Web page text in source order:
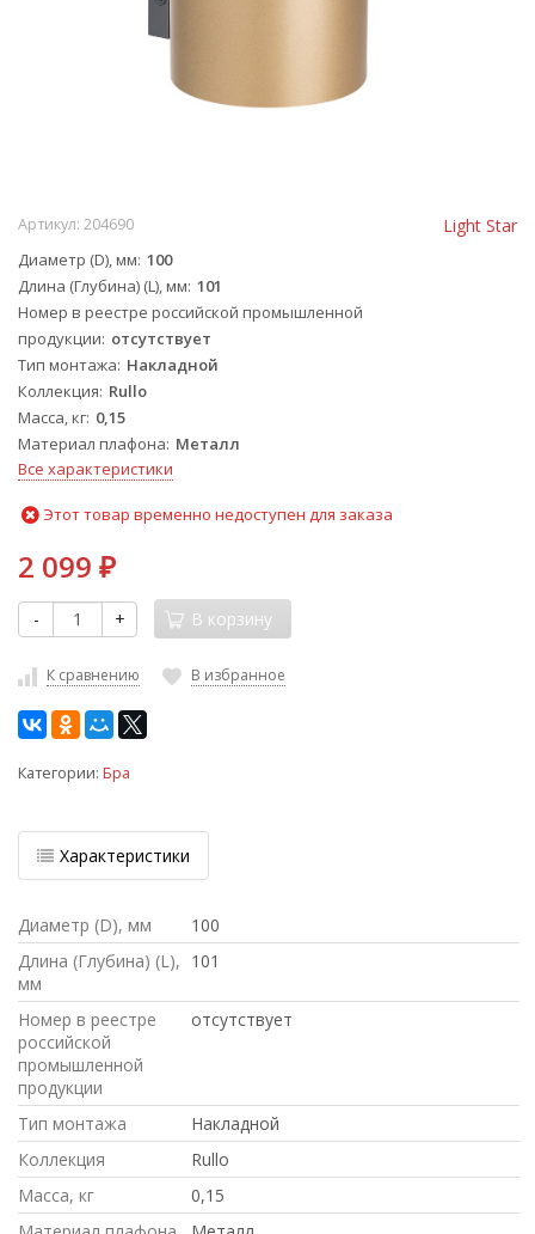
Light Star
Артикул: 204690
Диаметр (D), мм 100
Длина (Глубина) (L), мм 101
Номер в реестре российской промышленной
продукции отсутствует
Тип монтажа Накладной
Коллекция Rullo
Масса, кг 0,15
Материал плафона Металл
Все характеристики
Этот товар временно недоступен для заказа
2 099 ₽
- + В корзину
К сравнению В избранное
Категории: Бра
Характеристики
Диаметр (D), мм
100
Длина (Глубина) (L),
мм
101
Номер в реестре
российской
промышленной
продукции
отсутствует
Тип монтажа
Накладной
Коллекция
Rullo
Масса, кг
0,15